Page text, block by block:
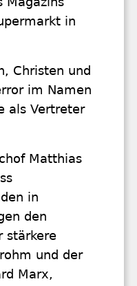
in
Christen und
im Namen
als Vertreter
Matthias
in
den
stärkere
und der
Marx,